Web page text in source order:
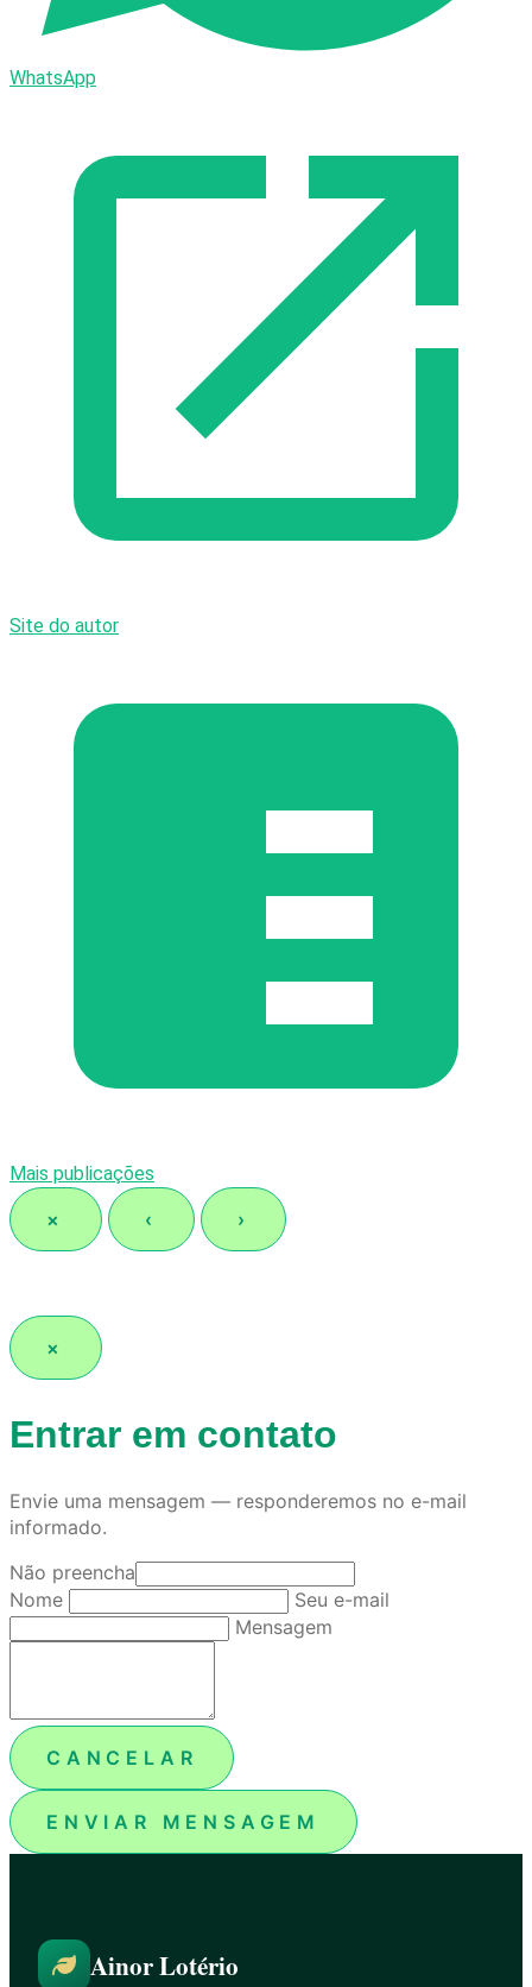
WhatsApp
Site do autor
Mais publicações
× ‹ ›
×
Entrar em contato
Envie uma mensagem — responderemos no e-mail
informado.
Não preencha
Nome
Seu e-mail
Mensagem
CANCELAR
ENVIAR MENSAGEM
Ainor Lotério